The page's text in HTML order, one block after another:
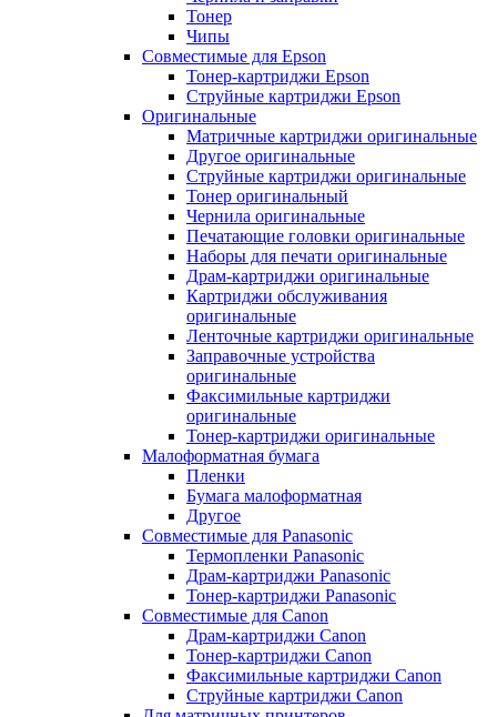
Тонер
Чипы
Совместимые для Epson
Тонер-картриджи Epson
Струйные картриджи Epson
Оригинальные
Матричные картриджи оригинальные
Другое оригинальные
Струйные картриджи оригинальные
Тонер оригинальный
Чернила оригинальные
Печатающие головки оригинальные
Наборы для печати оригинальные
Драм-картриджи оригинальные
Картриджи обслуживания
оригинальные
Ленточные картриджи оригинальные
Заправочные устройства
оригинальные
Факсимильные картриджи
оригинальные
Тонер-картриджи оригинальные
Малоформатная бумага
Пленки
Бумага малоформатная
Другое
Совместимые для Panasonic
Термопленки Panasonic
Драм-картриджи Panasonic
Тонер-картриджи Panasonic
Совместимые для Canon
Драм-картриджи Canon
Тонер-картриджи Canon
Факсимильные картриджи Canon
Струйные картриджи Canon